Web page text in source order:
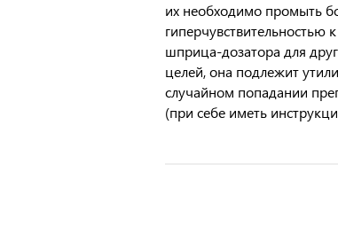
их необходимо промыть
шприца-дозатора для
целей, она подлежит
случайном попадании
(при себе иметь